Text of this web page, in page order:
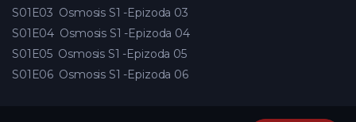
S01E03 Osmosis S1 -Epizoda 03
S01E04 Osmosis S1 -Epizoda 04
S01E05 Osmosis S1 -Epizoda 05
S01E06 Osmosis S1 -Epizoda 06